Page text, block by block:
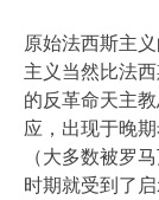
原始法西斯主
主义当然比法
的反革命天主
应，出现于晚
（大多数被罗
时期就受到了